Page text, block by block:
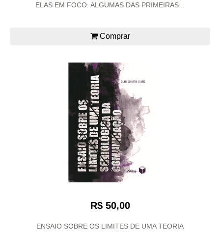
ELAS EM FOCO: ALGUMAS DAS PRIMEIRAS...
Comprar
R$ 50,00
ENSAIO SOBRE OS LIMITES DE UMA TEORIA